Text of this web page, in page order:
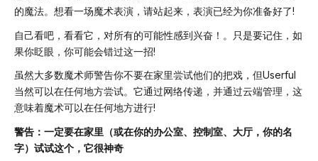
的魔法。想看一场魔术表演，请站起来，表演已经为你准备好了!
自己看吧，看看它，对所有的可能性感到兴奋！。只是要记住，如
果你眨眼，你可能会错过这一招!
虽然大多数魔术师警告你不要在家里尝试他们的把戏，但Userful
当然可以在任何地方尝试。它通过网络传递，并通过云端管理，这
意味着魔术可以在任何地方进行!
警告：一定要在家里（或在你的办公室、控制室、大厅，你的名
字）试试这个，它很神奇